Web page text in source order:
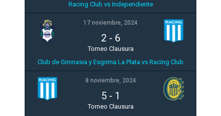
Racing Club vs Independiente
17 noviembre, 2024
2 - 6
Torneo Clausura
Club de Gimnasia y Esgrima La Plata vs Racing Club
8 noviembre, 2024
5- 1
Torneo Clausura